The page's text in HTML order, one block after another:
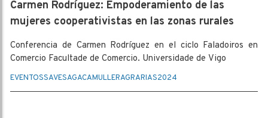
Carmen Rodríguez: Empoderamiento de las
mujeres cooperativistas en las zonas rurales
Conferencia de Carmen Rodríguez en el ciclo Faladoiros en
Comercio Facultade de Comercio. Universidade de Vigo
EVENTOSSAVESAGACAMULLERAGRARIAS2024